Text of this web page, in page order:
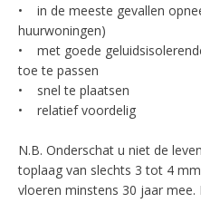
• in de meeste gevallen
huurwoningen)
• met goede
toe te passen
• snel te plaatsen
• relatief voordelig
N.B. Onderschat u niet de
toplaag van slechts 3 tot 4
vloeren minstens 30 jaar